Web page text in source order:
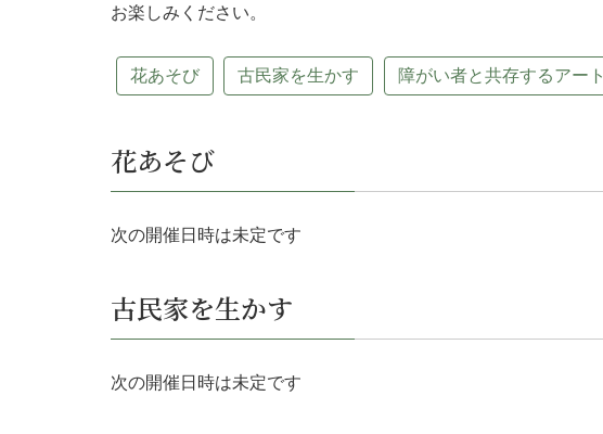
お楽しみください。
花あそび 古民家を生かす 障がい者と共存するアート
花あそび
次の開催日時は未定です
古民家を生かす
次の開催日時は未定です